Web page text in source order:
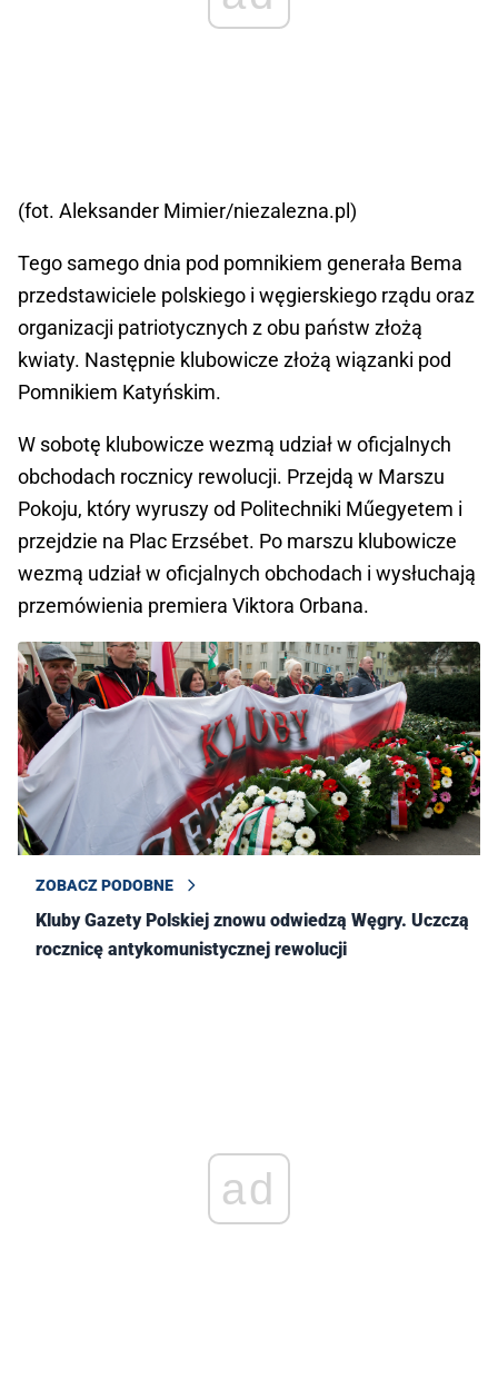
(fot. Aleksander Mimier/niezalezna.pl)
Tego samego dnia pod pomnikiem generała Bema
przedstawiciele polskiego i węgierskiego rządu oraz
organizacji patriotycznych z obu państw złożą
kwiaty. Następnie klubowicze złożą wiązanki pod
Pomnikiem Katyńskim.
W sobotę klubowicze wezmą udział w oficjalnych
obchodach rocznicy rewolucji. Przejdą w Marszu
Pokoju, który wyruszy od Politechniki Műegyetem i
przejdzie na Plac Erzsébet. Po marszu klubowicze
wezmą udział w oficjalnych obchodach i wysłuchają
przemówienia premiera Viktora Orbana.
ZOBACZ PODOBNE
Kluby Gazety Polskiej znowu odwiedzą Węgry. Uczczą
rocznicę antykomunistycznej rewolucji
ad